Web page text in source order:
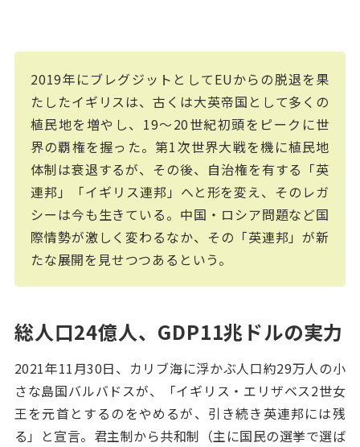
2019年にブレグジットとしてEUからの脱退を果
たしたイギリスは、古くは大英帝国として多くの
植民地を増やし、19～20世紀初頭をピークに世
界の覇権を握った。第1次世界大戦を機に植民地
体制は衰退するが、その後、自治権を有する「英
連邦」「イギリス連邦」へと形を変え、そのレガ
シーは今も生きている。中国・ロシア問題など国
際情勢が激しく変わるなか、その「英連邦」が新
たな展開を見せつつあるという。
総人口24億人、GDP11兆ドルの実力
2021年11月30日、カリブ海に浮かぶ人口約29万人の小
さな島国バルバドスが、「イギリス・エリザベス2世女
王を元首とするのをやめるが、引き続き英連邦には残
る」と宣言。君主制から共和制（主に国民の選挙で選ば